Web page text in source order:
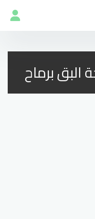
برماح